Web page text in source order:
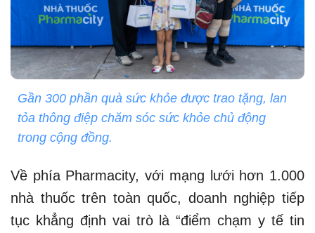
Gần 300 phần quà sức khỏe được trao tặng, lan
tỏa thông điệp chăm sóc sức khỏe chủ động
trong cộng đồng.
Về phía Pharmacity, với mạng lưới hơn 1.000
nhà thuốc trên toàn quốc, doanh nghiệp tiếp
tục khẳng định vai trò là “điểm chạm y tế tin